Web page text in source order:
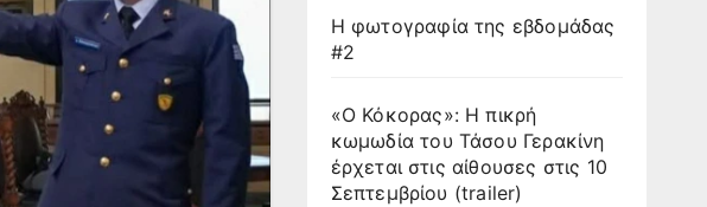
Η φωτογραφία της εβδομάδας
#2
«Ο Κόκορας»: Η πικρή
κωμωδία του Τάσου Γερακίνη
έρχεται στις αίθουσες στις 10
Σεπτεμβρίου (trailer)